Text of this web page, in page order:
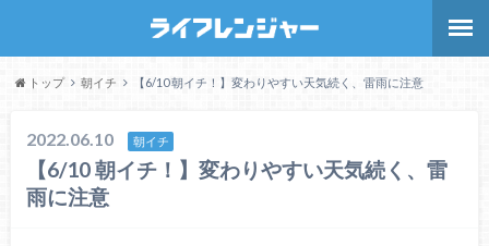
トップ 朝イチ 【6/10 朝イチ！】変わりやすい天気続く、雷雨に注意
2022.06.10 朝イチ
【6/10 朝イチ！】変わりやすい天気続く、雷
雨に注意